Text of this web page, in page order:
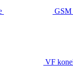
GSM
VF